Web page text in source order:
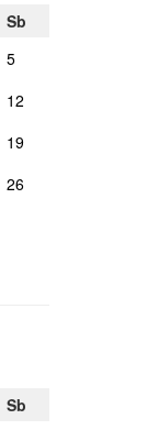
Sb
5
12
19
26
Sb